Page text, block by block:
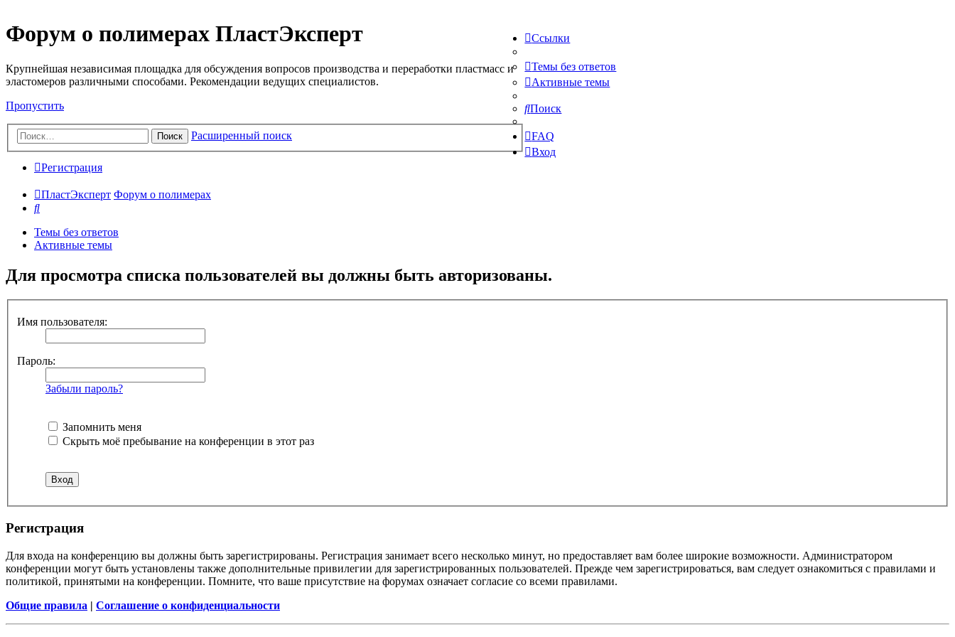
Форум о полимерах ПластЭксперт
Крупнейшая независимая площадка для обсуждения вопросов производства и переработки пластмасс и
эластомеров различными способами. Рекомендации ведущих специалистов.
Пропустить
Поиск Расширенный поиск
Ссылки
Темы без ответов
Активные темы
Поиск
FAQ
Вход
Регистрация
ПластЭксперт Форум о полимерах
Поиск
Темы без ответов
Активные темы
Для просмотра списка пользователей вы должны быть авторизованы.
Имя пользователя:
Пароль:
Забыли пароль?
Запомнить меня
Скрыть моё пребывание на конференции в этот раз
Регистрация
Для входа на конференцию вы должны быть зарегистрированы. Регистрация занимает всего несколько минут, но предоставляет вам более широкие возможности. Администратором
конференции могут быть установлены также дополнительные привилегии для зарегистрированных пользователей. Прежде чем зарегистрироваться, вам следует ознакомиться с правилами и
политикой, принятыми на конференции. Помните, что ваше присутствие на форумах означает согласие со всеми правилами.
Общие правила | Соглашение о конфиденциальности